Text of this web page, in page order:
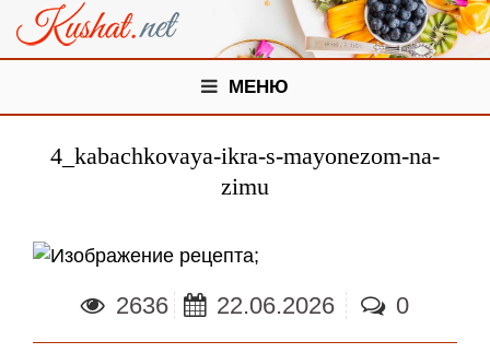
МЕНЮ
4_kabachkovaya-ikra-s-mayonezom-na-
zimu
;
2636 22.06.2026 0